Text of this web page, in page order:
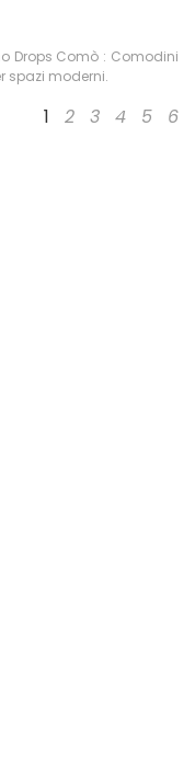
Drops Comò : Comodini
spazi moderni.
1 2 3 4 5 6